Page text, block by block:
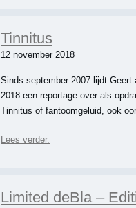
Tinnitus
12 november 2018
Sinds september 2007 lijdt
2018 een reportage over als
Tinnitus of fantoomgeluid, ook
Lees verder.
Limited deBla –